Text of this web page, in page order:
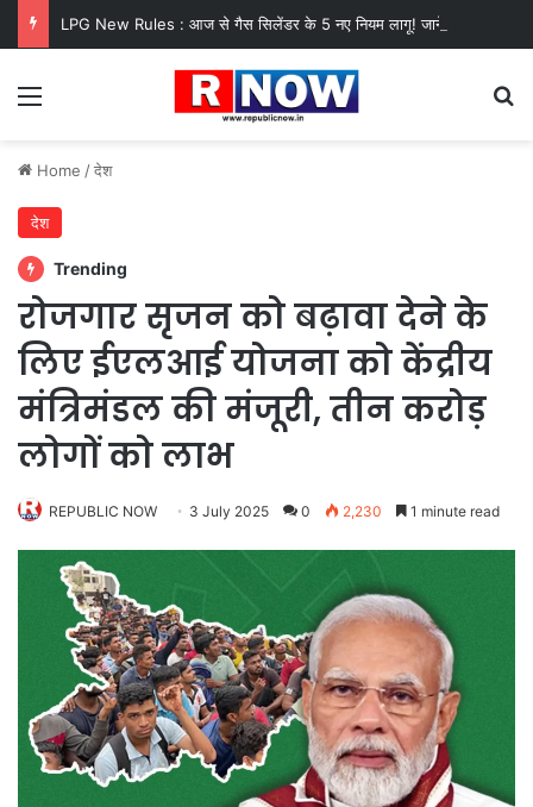
Menu
Home /देश
देश
Trending
रोजगार सृजन को बढ़ावा देने के
लिए ईएलआई योजना को केंद्रीय
मंत्रिमंडल की मंजूरी, तीन करोड़
लोगों को लाभ
REPUBLIC NOW 3 July 2025 0 2,230 1 minute read